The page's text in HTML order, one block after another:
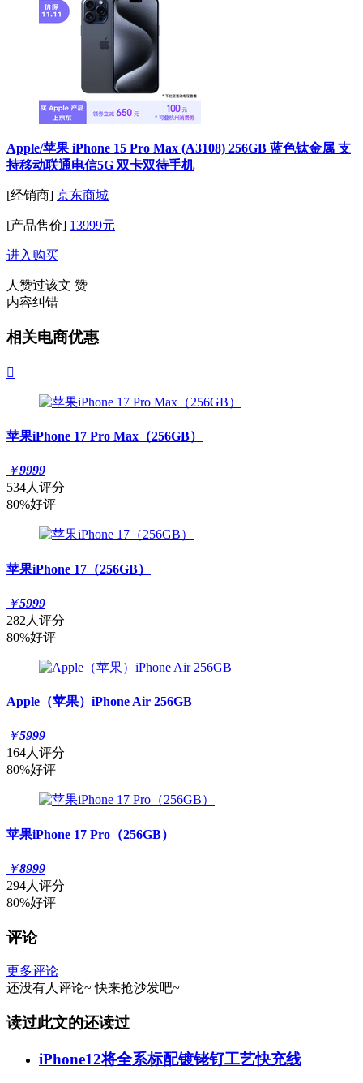
Apple/苹果 iPhone 15 Pro Max (A3108) 256GB 蓝色钛金属 支
持移动联通电信5G 双卡双待手机
[经销商] 京东商城
[产品售价] 13999元
进入购买
人赞过该文 赞
内容纠错
相关电商优惠

苹果iPhone 17 Pro Max（256GB）
￥9999
534人评分
80%好评
苹果iPhone 17（256GB）
￥5999
282人评分
80%好评
Apple（苹果）iPhone Air 256GB
￥5999
164人评分
80%好评
苹果iPhone 17 Pro（256GB）
￥8999
294人评分
80%好评
评论
更多评论
还没有人评论~ 快来抢沙发吧~
读过此文的还读过
iPhone12将全系标配镀铑钌工艺快充线